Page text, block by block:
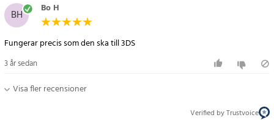
BH Bo H
Fungerar precis som den ska till 3DS
3 år sedan
Visa fler recensioner
Verified by Trustvoice